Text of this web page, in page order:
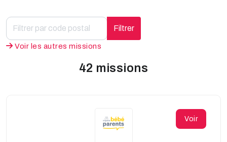
Filtrer
Voir les autres missions
42 missions
Voir